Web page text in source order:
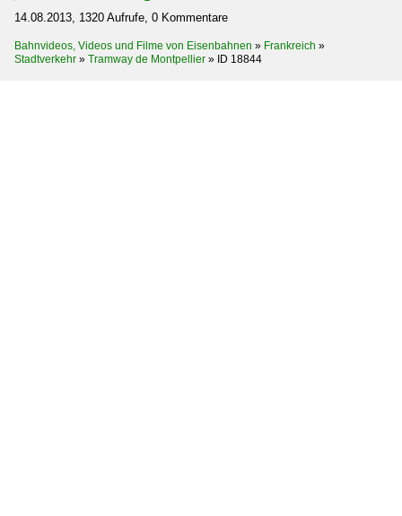
14.08.2013, 1320 Aufrufe, 0 Kommentare
Bahnvideos, Videos und Filme von Eisenbahnen » Frankreich »
Stadtverkehr » Tramway de Montpellier » ID 18844